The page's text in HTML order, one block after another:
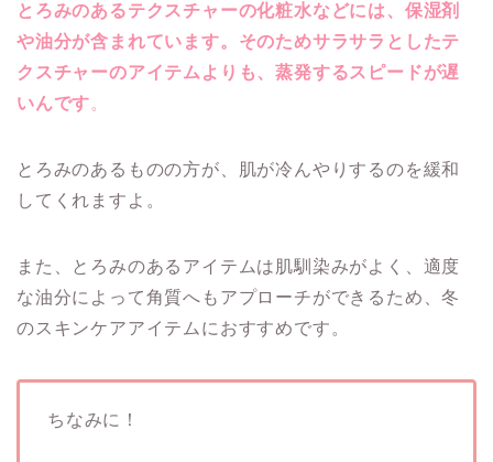
とろみのあるテクスチャーの化粧水などには、保湿剤
や油分が含まれています。そのためサラサラとしたテ
クスチャーのアイテムよりも、蒸発するスピードが遅
いんです。
とろみのあるものの方が、肌が冷んやりするのを緩和
してくれますよ。
また、とろみのあるアイテムは肌馴染みがよく、適度
な油分によって角質へもアプローチができるため、冬
のスキンケアアイテムにおすすめです。
ちなみに！